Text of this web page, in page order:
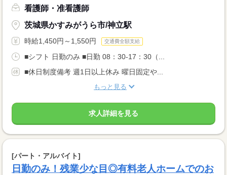
看護師・准看護師
茨城県かすみがうら市/神立駅
時給1,450円～1,550円 交通費全額支給
■シフト 日勤のみ ■日勤 08：30-17：30（...
■休日制度備考 週1日以上休み 曜日固定や...
もっと見る
求人詳細を見る
[パート・アルバイト]
日勤のみ！残業少な目◎有料老人ホームでのお